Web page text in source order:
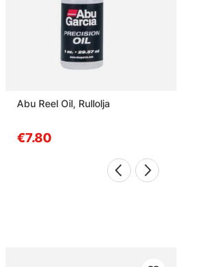
Abu Reel Oil, Rullolja
€7.80